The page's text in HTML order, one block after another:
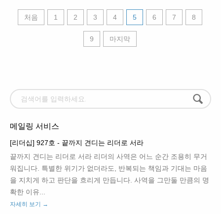
처음 1 2 3 4 5 6 7 8
9 마지막
메일링 서비스
[리더십] 927호 - 끝까지 견디는 리더로 서라
끝까지 견디는 리더로 서라 리더의 사역은 어느 순간 조용히 무거
워집니다. 특별한 위기가 없더라도, 반복되는 책임과 기대는 마음
을 지치게 하고 판단을 흐리게 만듭니다. 사역을 그만둘 만큼의 명
확한 이유...
자세히 보기 →